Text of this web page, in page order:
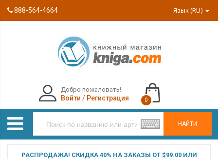
888-564-4664 Язык (RU)
НАЙТИ
Добро пожаловать!
Войти / Регистрация 0
РАСПРОДАЖА! СКИДКА 40% НА ЗАКАЗЫ ОТ $99.00 ИЛИ